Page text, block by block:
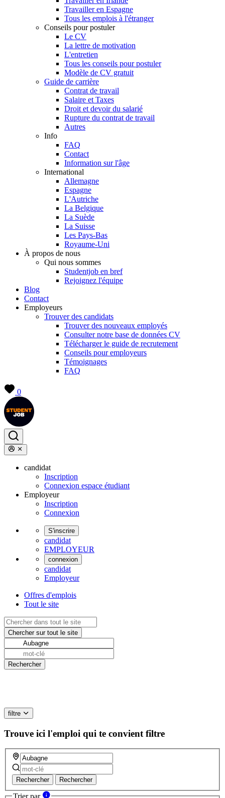
Travailler en Espagne
Tous les emplois à l'étranger
Conseils pour postuler
Le CV
La lettre de motivation
L'entretien
Tous les conseils pour postuler
Modèle de CV gratuit
Guide de carrière
Contrat de travail
Salaire et Taxes
Droit et devoir du salarié
Rupture du contrat de travail
Autres
Info
FAQ
Contact
Information sur l'âge
International
Allemagne
Espagne
L'Autriche
La Belgique
La Suède
La Suisse
Les Pays-Bas
Royaume-Uni
À propos de nous
Qui nous sommes
Studentjob en bref
Rejoignez l'équipe
Blog
Contact
Employeurs
Trouver des candidats
Trouver des nouveaux employés
Consulter notre base de données CV
Télécharger le guide de recrutement
Conseils pour employeurs
Témoignages
FAQ
0
candidat
Inscription
Connexion espace étudiant
Employeur
Inscription
Connexion
S'inscrire
candidat
EMPLOYEUR
connexion
candidat
Employeur
Offres d'emplois
Tout le site
filtre
Trouve ici l'emploi qui te convient filtre
Rechercher Rechercher
Trier par